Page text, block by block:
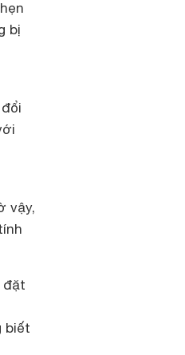
bị
vậy,
đặt
biết